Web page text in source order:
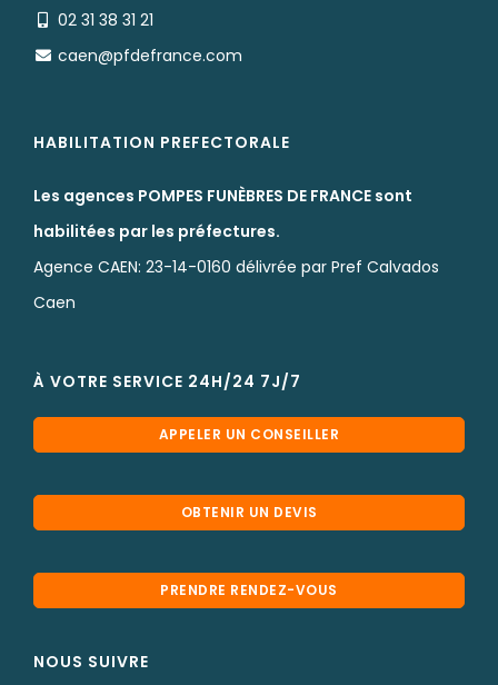
02 31 38 31 21
caen@pfdefrance.com
HABILITATION PREFECTORALE
Les agences POMPES FUNÈBRES DE FRANCE sont
habilitées par les préfectures.
Agence CAEN: 23-14-0160 délivrée par Pref Calvados
Caen
À VOTRE SERVICE 24H/24 7J/7
APPELER UN CONSEILLER
OBTENIR UN DEVIS
PRENDRE RENDEZ-VOUS
NOUS SUIVRE